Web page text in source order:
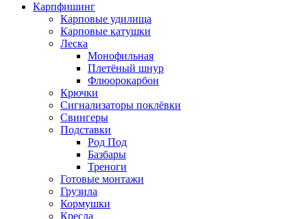
Карпфишинг
Карповые удилища
Карповые катушки
Леска
Монофильная
Плетёный шнур
Флюорокарбон
Крючки
Сигнализаторы поклёвки
Свингеры
Подставки
Род Под
Базбары
Треноги
Готовые монтажи
Грузила
Кормушки
Кресла